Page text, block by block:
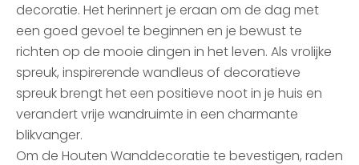
decoratie. Het herinnert je eraan om de dag met
een goed gevoel te beginnen en je bewust te
richten op de mooie dingen in het leven. Als vrolijke
spreuk, inspirerende wandleus of decoratieve
spreuk brengt het een positieve noot in je huis en
verandert vrije wandruimte in een charmante
blikvanger.
Om de Houten Wanddecoratie te bevestigen, raden